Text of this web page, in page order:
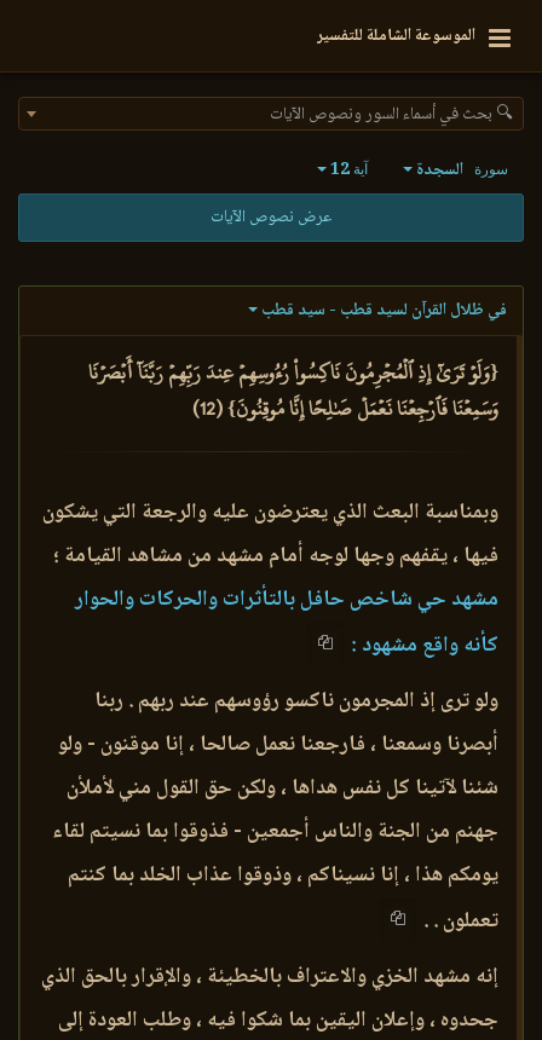
الموسوعة الشاملة للتفسير
🔍 بحث في أسماء السور ونصوص الآيات
سورة السجدة آية 12
عرض نصوص الآيات
في ظلال القرآن لسيد قطب - سيد قطب
{وَلَوۡ تَرَىٰٓ إِذِ ٱلۡمُجۡرِمُونَ نَاكِسُواْ رُءُوسِهِمۡ عِندَ رَبِّهِمۡ رَبَّنَآ أَبۡصَرۡنَا
وَسَمِعۡنَا فَٱرۡجِعۡنَا نَعۡمَلۡ صَٰلِحًا إِنَّا مُوقِنُونَ} (12)
وبمناسبة البعث الذي يعترضون عليه والرجعة التي يشكون
فيها ، يقفهم وجها لوجه أمام مشهد من مشاهد القيامة ؛
مشهد حي شاخص حافل بالتأثرات والحركات والحوار
كأنه واقع مشهود :
ولو ترى إذ المجرمون ناكسو رؤوسهم عند ربهم . ربنا
أبصرنا وسمعنا ، فارجعنا نعمل صالحا ، إنا موقنون - ولو
شئنا لآتينا كل نفس هداها ، ولكن حق القول مني لأملأن
جهنم من الجنة والناس أجمعين - فذوقوا بما نسيتم لقاء
يومكم هذا ، إنا نسيناكم ، وذوقوا عذاب الخلد بما كنتم
تعملون . .
إنه مشهد الخزي والاعتراف بالخطيئة ، والإقرار بالحق الذي
جحدوه ، وإعلان اليقين بما شكوا فيه ، وطلب العودة إلى